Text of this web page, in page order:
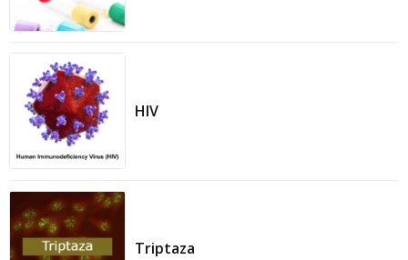
HIV
Triptaza